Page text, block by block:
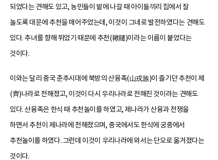
되었다는 견해도 있고, 농민들이 밭에 나갈 때 아이들끼리 집에서 잘
놀도록 대문에 추천을 매어주었는데, 이것이 그네로 발전하였다는 견해도
있다. 추녀를 향해 뛰었기 때문에 추천(鞦韆)이라는 이름이 붙었다는
것이다.
이와는 달리 중국 춘추시대에 북방의 산융족(山戎族)이 즐기던 추천이 제
(齊)나라로 전해졌고, 이것이 다시 우리나라로 전해진 것이라는 견해도
있다. 산융족은 한식 때 추천놀이를 하였고, 제나라가 산융과 전쟁을
하면서 추천이 제나라에 전해졌으며, 중국에서도 한식에 궁중에서
추천놀이를 하였다. 그런데 이것이 우리나라에 와서는 단오로 옮겨졌다는
것이다.